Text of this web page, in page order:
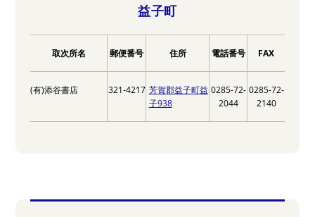
益子町
取次所名 郵便番号 住所 電話番号 FAX
(有)添谷書店 321-4217 芳賀郡益子町益
子938
0285-72-
2044
0285-72-
2140